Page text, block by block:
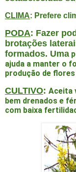
CLIMA: Prefere
PODA: Fazer
brotações
formados. Uma
ajuda a manter o
produção de
CULTIVO: Aceita
bem drenados e
com baixa